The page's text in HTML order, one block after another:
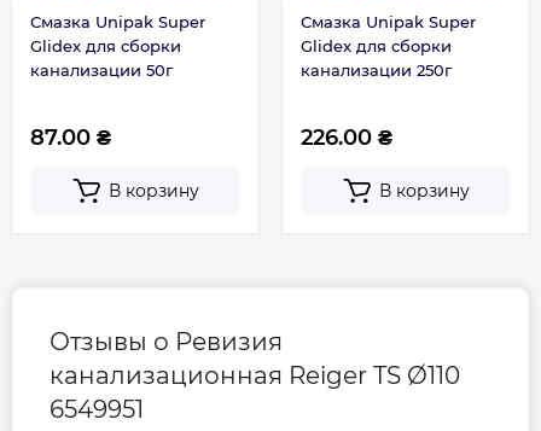
Смазка Unipak Super
Glidex для сборки
канализации 50г
87.00 ₴
В корзину
Смазка Unipak Super
Glidex для сборки
канализации 250г
226.00 ₴
В корзину
Отзывы о Ревизия
канализационная Reiger TS Ø110
6549951